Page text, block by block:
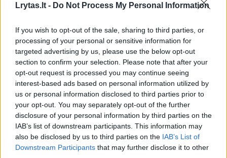
Lrytas.lt - Do Not Process My Personal Information
If you wish to opt-out of the sale, sharing to third parties, or
processing of your personal or sensitive information for
targeted advertising by us, please use the below opt-out
section to confirm your selection. Please note that after your
opt-out request is processed you may continue seeing
interest-based ads based on personal information utilized by
us or personal information disclosed to third parties prior to
your opt-out. You may separately opt-out of the further
disclosure of your personal information by third parties on the
IAB’s list of downstream participants. This information may
also be disclosed by us to third parties on the IAB’s List of
Downstream Participants that may further disclose it to other
Antrame ketvirtfinalio susitikime Anglijos
„Premier“ lygos lyderis „Arsenal“ priims
vokišką Miuncheno „Bayern“ jėgą.
Trečiasis mačas įvyks tarp Prancūzijos lygos
favorito Paryžiaus „Saint-Germain“ ir
Katalonijos super-jėgos „Barcelona“ ekipos.